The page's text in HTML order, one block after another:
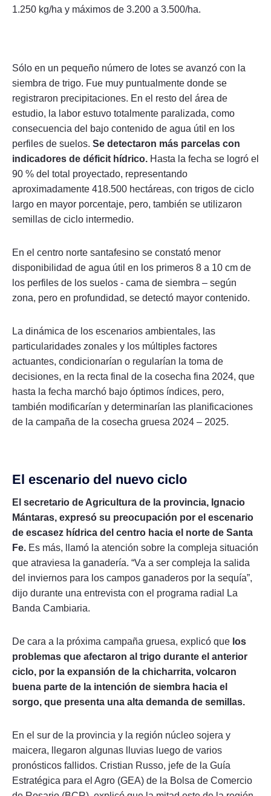
1.250 kg/ha y máximos de 3.200 a 3.500/ha.
Sólo en un pequeño número de lotes se avanzó con la
siembra de trigo. Fue muy puntualmente donde se
registraron precipitaciones. En el resto del área de
estudio, la labor estuvo totalmente paralizada, como
consecuencia del bajo contenido de agua útil en los
perfiles de suelos. Se detectaron más parcelas con
indicadores de déficit hídrico. Hasta la fecha se logró el
90 % del total proyectado, representando
aproximadamente 418.500 hectáreas, con trigos de ciclo
largo en mayor porcentaje, pero, también se utilizaron
semillas de ciclo intermedio.
En el centro norte santafesino se constató menor
disponibilidad de agua útil en los primeros 8 a 10 cm de
los perfiles de los suelos - cama de siembra – según
zona, pero en profundidad, se detectó mayor contenido.
La dinámica de los escenarios ambientales, las
particularidades zonales y los múltiples factores
actuantes, condicionarían o regularían la toma de
decisiones, en la recta final de la cosecha fina 2024, que
hasta la fecha marchó bajo óptimos índices, pero,
también modificarían y determinarían las planificaciones
de la campaña de la cosecha gruesa 2024 – 2025.
El escenario del nuevo ciclo
El secretario de Agricultura de la provincia, Ignacio
Mántaras, expresó su preocupación por el escenario
de escasez hídrica del centro hacia el norte de Santa
Fe. Es más, llamó la atención sobre la compleja situación
que atraviesa la ganadería. “Va a ser compleja la salida
del inviernos para los campos ganaderos por la sequía”,
dijo durante una entrevista con el programa radial La
Banda Cambiaria.
De cara a la próxima campaña gruesa, explicó que los
problemas que afectaron al trigo durante el anterior
ciclo, por la expansión de la chicharrita, volcaron
buena parte de la intención de siembra hacia el
sorgo, que presenta una alta demanda de semillas.
En el sur de la provincia y la región núcleo sojera y
maicera, llegaron algunas lluvias luego de varios
pronósticos fallidos. Cristian Russo, jefe de la Guía
Estratégica para el Agro (GEA) de la Bolsa de Comercio